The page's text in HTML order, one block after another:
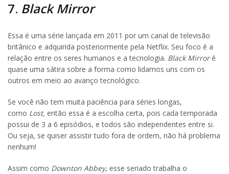
7. Black Mirror
Essa é uma série lançada em 2011 por um canal de televisão
britânico e adquirida posteriormente pela Netflix. Seu foco é a
relação entre os seres humanos e a tecnologia. Black Mirroré
quase uma sátira sobre a forma como lidamos uns com os
outros em meio ao avanço tecnológico.
Se você não tem muita paciência para séries longas,
como Lost, então essa é a escolha certa, pois cada temporada
possui de 3 a 6 episódios, e todos são independentes entre si.
Ou seja, se quiser assistir tudo fora de ordem, não há problema
nenhum!
Assim como Downton Abbey, esse seriado trabalha o